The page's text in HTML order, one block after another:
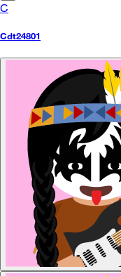
C
Cdt24801